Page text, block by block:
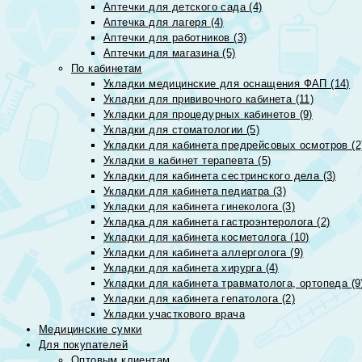
Аптечки для детского сада (4)
Аптечка для лагеря (4)
Аптечки для работников (3)
Аптечки для магазина (5)
По кабинетам
Укладки медицинские для оснащения ФАП (14)
Укладки для прививочного кабинета (11)
Укладки для процедурных кабинетов (9)
Укладки для стоматологии (5)
Укладки для кабинета предрейсовых осмотров
Укладки в кабинет терапевта (5)
Укладки для кабинета сестринского дела (3)
Укладки для кабинета педиатра (3)
Укладки для кабинета гинеколога (3)
Укладка для кабинета гастроэнтеролога (2)
Укладки для кабинета косметолога (10)
Укладки для кабинета аллерголога (9)
Укладки для кабинета хирурга (4)
Укладки для кабинета травматолога, ортопеда
Укладки для кабинета гепатолога (2)
Укладки участкового врача
Медицинские сумки
Для покупателей